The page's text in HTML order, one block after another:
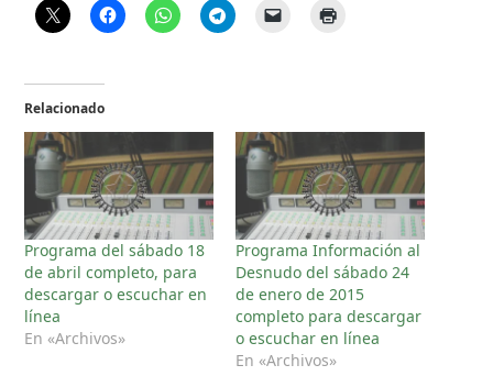
Relacionado
Programa del sábado 18
de abril completo, para
descargar o escuchar en
línea
En «Archivos»
Programa Información al
Desnudo del sábado 24
de enero de 2015
completo para descargar
o escuchar en línea
En «Archivos»